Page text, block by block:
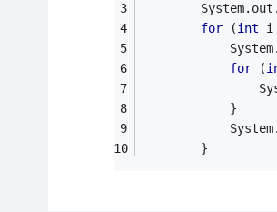
for (int i
for (
            }
        }